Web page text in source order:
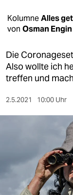
gesellschaft
kultur
sport
berlin
nord
verlag
verlag
KolumneAlles
von Osman Engin
Die
Also wollte ich
treffen und
2.5.2021 10:00 Uhr